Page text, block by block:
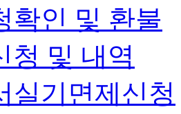
확인 및 환불
청 및 내역
실기면제신청